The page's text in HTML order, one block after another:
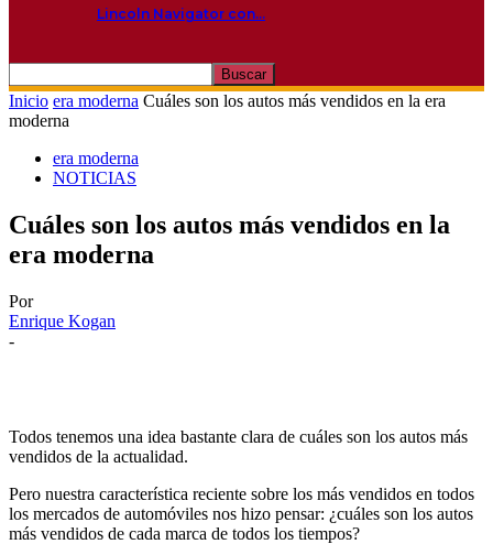
Lincoln Navigator con…
Inicio era moderna Cuáles son los autos más vendidos en la era
moderna
era moderna
NOTICIAS
Cuáles son los autos más vendidos en la
era moderna
Por
Enrique Kogan
-
Todos tenemos una idea bastante clara de cuáles son los autos más
vendidos de la actualidad.
Pero nuestra característica reciente sobre los más vendidos en todos
los mercados de automóviles nos hizo pensar: ¿cuáles son los autos
más vendidos de cada marca de todos los tiempos?